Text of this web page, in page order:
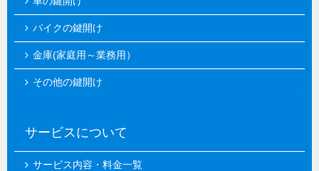
バイクの鍵開け
金庫(家庭用～業務用）
その他の鍵開け
サービスについて
サービス内容・料金一覧